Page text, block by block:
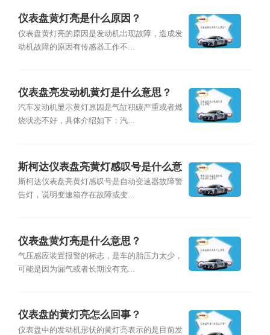
仪表盘黄灯亮是什么原因？
仪表盘黄灯亮的原因是发动机出现故障，造成发
动机故障的原因有传感器工作不...
仪表盘亮发动机黄灯是什么意思？
汽车发动机显示黄灯原因是气缸积碳严重或者燃
烧状态不好，具体介绍如下：汽...
斯柯达仪表盘亮黄灯感叹号是什么意
思？
斯柯达仪表盘亮黄灯感叹号是自动变速器故障警
告灯，说明变速箱存在故障或变...
仪表盘黄灯亮是什么意思？
气压感应装置报警的标志，是车的胎压力太少，
可能是因为漏气或者长期没有充...
仪表盘的黄灯亮怎么回事？
仪表盘中的发动机形状的黄灯亮表示的是目前发